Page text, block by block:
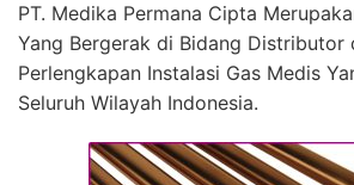
PT. Medika Permana Cipta
Yang Bergerak di Bidang Distributor
Perlengkapan Instalasi Gas Medis
Seluruh Wilayah Indonesia.